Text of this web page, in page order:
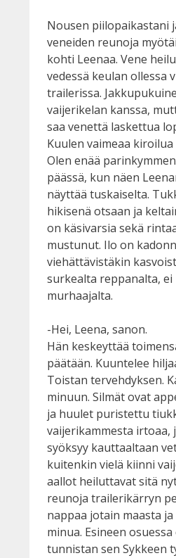
Nousen piilopaikastani
veneiden reunoja
kohti Leenaa. Vene
vedessä keulan ollessa
trailerissa.
vaijerikelan kanssa,
saa venettä laskettua
Kuulen vaimeaa
Olen enää
päässä, kun näen
näyttää tuskaiselta.
hikisenä otsaan ja
on käsivarsia sekä
mustunut. Ilo on
viehättävistäkin
surkealta reppanalta, ei
murhaajalta.
-Hei, Leena, sanon.
Hän keskeyttää
päätään. Kuuntelee
Toistan tervehdyksen.
minuun. Silmät ovat
ja huulet puristettu
vaijerikammesta irtoaa,
syöksyy kauttaaltaan
kuitenkin vielä kiinni
aallot heiluttavat sitä
reunoja trailerikärryn
nappaa jotain maasta
minua. Esineen
tunnistan sen Sykkeen